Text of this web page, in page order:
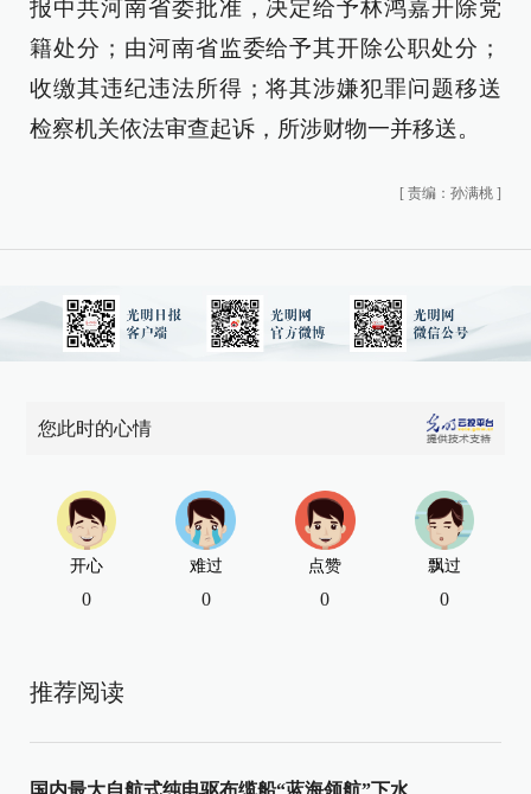
报中共河南省委批准，决定给予林鸿嘉开除党
籍处分；由河南省监委给予其开除公职处分；
收缴其违纪违法所得；将其涉嫌犯罪问题移送
检察机关依法审查起诉，所涉财物一并移送。
[ 责编：孙满桃 ]
您此时的心情
开心
0
难过
0
点赞
0
飘过
0
推荐阅读
国内最大自航式纯电驱布缆船“蓝海领航”下水